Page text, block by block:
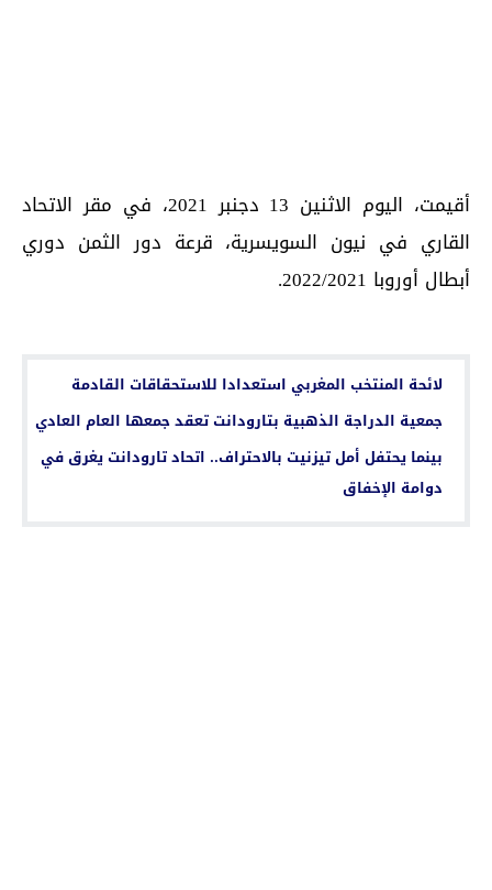
أقيمت، اليوم الاثنين 13 دجنبر 2021، في مقر الاتحاد
القاري في نيون السويسرية، قرعة دور الثمن دوري
أبطال أوروبا 2022/2021.
لائحة المنتخب المغربي استعدادا للاستحقاقات القادمة
جمعية الدراجة الذهبية بتارودانت تعقد جمعها العام العادي
بينما يحتفل أمل تيزنيت بالاحتراف.. اتحاد تارودانت يغرق في
دوامة الإخفاق